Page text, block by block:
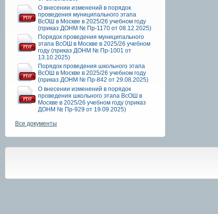
О внесении изменений в порядок
проведения муниципального этапа
ВсОШ в Москве в 2025/26 учебном году
(приказ ДОНМ № Пр-1170 от 08.12.2025)
Порядок проведения муниципального
этапа ВсОШ в Москве в 2025/26 учебном
году (приказ ДОНМ № Пр-1001 от
13.10.2025)
Порядок проведения школьного этапа
ВсОШ в Москве в 2025/26 учебном году
(приказ ДОНМ № Пр-842 от 29.08.2025)
О внесении изменений в порядок
проведения школьного этапа ВсОШ в
Москве в 2025/26 учебном году (приказ
ДОНМ № Пр-929 от 19.09.2025)
Все документы